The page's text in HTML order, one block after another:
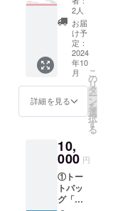
ル】
・作
成する
デザイ
ンは1点
のみと
なりま
す。
・デ
または
正円と
なりま
す。
・備
考欄に
セレク
ト)」
※たけ
ちゃん
が選ん
だハナ
ダイの
半袖T
シャツ
です。
※カ
ホワイ
ト ②
フェア
当日、
ブース
パネル
2人
お届
け予
定：
2024
年10
月
詳細を見る
こ
の
リ
タ
ー
ン
を
選
択
す
る
10,
000 円
①トー
トバッ
グ「ウ